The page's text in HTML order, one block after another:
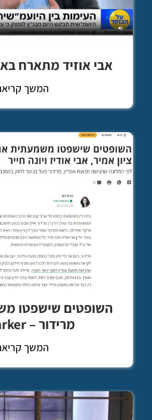
אבי אוזיד מתארח
המשך
השופטים שישפטו
מרידור – TheMarker
המשך